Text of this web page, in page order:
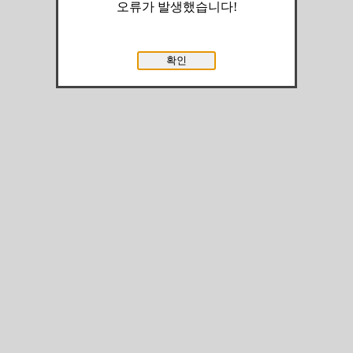
오류가 발생했습니다!
확인